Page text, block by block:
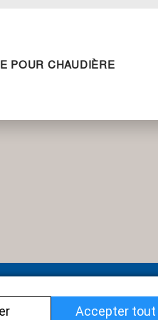
POUR CHAUDIÈRE
Impressum